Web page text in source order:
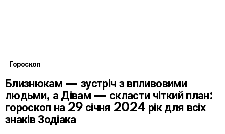
Гороскоп
Близнюкам — зустріч з впливовими
людьми, а Дівам — скласти чіткий план:
гороскоп на 29 січня 2024 рік для всіх
знаків Зодіака